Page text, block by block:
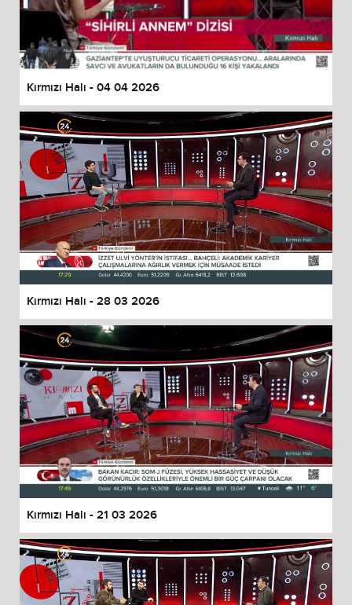
Kırmızı Halı - 04 04 2026
Kırmızı Halı - 28 03 2026
Kırmızı Halı - 21 03 2026